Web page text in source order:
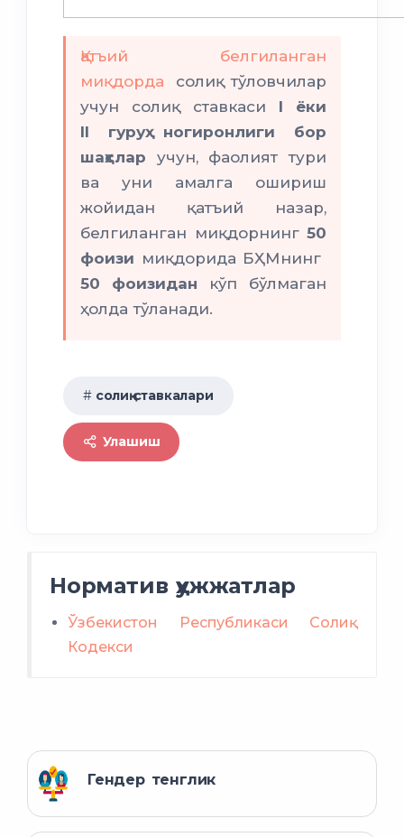
Қатъий белгиланган
миқдорда солиқ тўловчилар
учун солиқ ставкаси I ёки
II гуруҳ ногиронлиги бор
шаҳслар учун, фаолият тури
ва уни амалга ошириш
жойидан қатъий назар,
белгиланган миқдорнинг 50
фоизи миқдорида БҲМнинг
50 фоизидан кўп бўлмаган
ҳолда тўланади.
солиқ ставкалари
Улашиш
Норматив ҳужжатлар
Ўзбекистон Республикаси Солиқ
Кодекси
Гендер тенглик